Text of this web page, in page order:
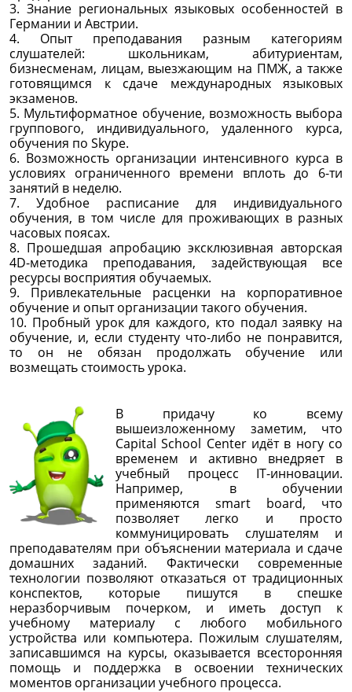
3. Знание региональных языковых особенностей в
Германии и Австрии.
4. Опыт преподавания разным категориям
слушателей: школьникам, абитуриентам,
бизнесменам, лицам, выезжающим на ПМЖ, а также
готовящимся к сдаче международных языковых
экзаменов.
5. Мультиформатное обучение, возможность выбора
группового, индивидуального, удаленного курса,
обучения по Skype.
6. Возможность организации интенсивного курса в
условиях ограниченного времени вплоть до 6-ти
занятий в неделю.
7. Удобное расписание для индивидуального
обучения, в том числе для проживающих в разных
часовых поясах.
8. Прошедшая апробацию эксклюзивная авторская
4D-методика преподавания, задействующая все
ресурсы восприятия обучаемых.
9. Привлекательные расценки на корпоративное
обучение и опыт организации такого обучения.
10. Пробный урок для каждого, кто подал заявку на
обучение, и, если студенту что-либо не понравится,
то он не обязан продолжать обучение или
возмещать стоимость урока.
В придачу ко всему
вышеизложенному заметим, что
Capital School Center идёт в ногу со
временем и активно внедряет в
учебный процесс IT-инновации.
Например, в обучении
применяются smart board, что
позволяет легко и просто
коммуницировать слушателям и
преподавателям при объяснении материала и сдаче
домашних заданий. Фактически современные
технологии позволяют отказаться от традиционных
конспектов, которые пишутся в спешке
неразборчивым почерком, и иметь доступ к
учебному материалу с любого мобильного
устройства или компьютера. Пожилым слушателям,
записавшимся на курсы, оказывается всесторонняя
помощь и поддержка в освоении технических
моментов организации учебного процесса.